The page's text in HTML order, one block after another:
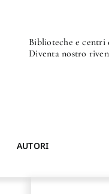
Biblioteche e
Diventa nostro
AUTORI